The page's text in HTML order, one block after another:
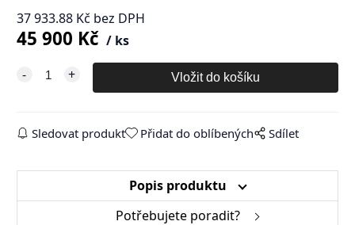
37 933.88Kč bez DPH
45 900 Kč ks
Sledovat produkt Přidat do oblíbených Sdílet
Popis produktu
Potřebujete poradit?